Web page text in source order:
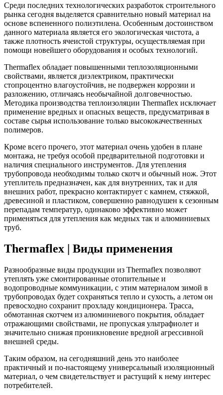
Среди последних технологических разработок строительного
рынка сегодня выделяется сравнительно новый материал на
основе вспененного полиэтилена. Особенным достоинством
данного материала является его экологическая чистота, а
также плотность ячеистой структуры, осуществляемая при
помощи новейшего оборудования и особых технологий.
Thermaflex обладает повышенными теплозоляционными
свойствами, является диэлектриком, практически
стопроцентно влагоустойчив, не подвержен коррозии и
разложению, отличаясь необычайной долговечностью.
Методика производства теплоизоляции Thermaflex исключает
применение вредных и опасных веществ, предусматривая в
составе сырья использование только высококачественных
полимеров.
Кроме всего прочего, этот материал очень удобен в плане
монтажа, не требуя особой предварительной подготовки и
наличия специального инструментов. Для утепления
трубопровода необходимы только скотч и обычный нож. Этот
утеплитель предназначен, как для внутренних, так и для
внешних работ, прекрасно контактирует с камнем, стяжкой,
древесиной и пластиком, совершенно равнодушен к сезонным
перепадам температур, одинаково эффективно может
применяться для утепления как медных так и алюминиевых
труб.
Thermaflex | Виды применения
Разнообразные виды продукции из Thermaflex позволяют
утеплять уже смонтированные отопительные и
водопроводные коммуникации, с этим материалом зимой в
трубопроводах будет сохраняться тепло и сухость, а летом он
превосходно сохранит прохладу кондиционера. Трасса,
обмотанная скотчем из алюминиевого покрытия, обладает
отражающими свойствами, не пропуская ультрафиолет и
значительно снижая проникновение вредной агрессивной
внешней среды.
Таким образом, на сегодняшний день это наиболее
практичный и по-настоящему универсальный изоляционный
материал, о чем свидетельствует и растущий к нему интерес
потребителей.